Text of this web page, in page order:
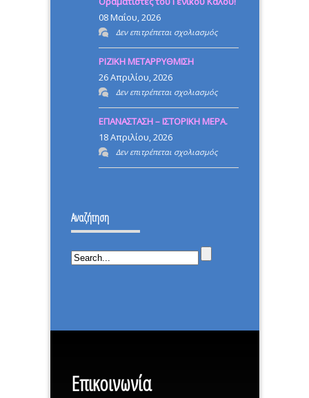
ΗΡΘΑ
ΓΚΡΕΜΙΣΩ
ΓΚΡΕΜΙΣΑΝ
ΗΡΘΑ
ΝΑ
08 Μαΐου, 2026
Δεν επιτρέπεται σχολιασμόςστο
Οραματιστές
Καλού!
ΡΙΖΙΚΗ ΜΕΤΑΡΡΥΘΜΙΣΗ
26 Απριλίου, 2026
Δεν επιτρέπεται σχολιασμόςστο
ΡΙΖΙΚΗ
ΜΕΤΑΡΡΥΘΜΙΣΗ
ΕΠΑΝΑΣΤΑΣΗ – ΙΣΤΟΡΙΚΗ ΜΕΡΑ.
18 Απριλίου, 2026
Δεν επιτρέπεται σχολιασμόςστο
ΕΠΑΝΑΣΤΑΣΗ
Αναζήτηση
Επικοινωνία